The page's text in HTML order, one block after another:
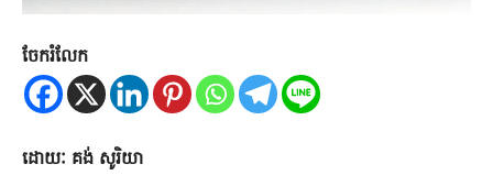
ចែករំលែក
ដោយៈ គង់ សូរិយា